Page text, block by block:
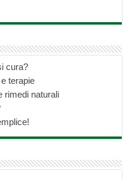
cura?
terapie
rimedi naturali